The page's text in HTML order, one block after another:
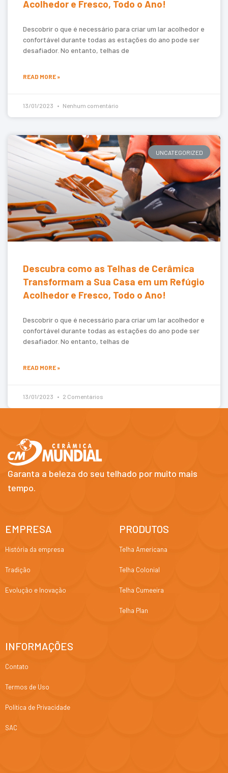
Acolhedor e Fresco, Todo o Ano!
Descobrir o que é necessário para criar um lar acolhedor e
confortável durante todas as estações do ano pode ser
desafiador. No entanto, telhas de
READ MORE »
13/01/2023 Nenhum comentário
UNCATEGORIZED
Descubra como as Telhas de Cerâmica
Transformam a Sua Casa em um Refúgio
Acolhedor e Fresco, Todo o Ano!
Descobrir o que é necessário para criar um lar acolhedor e
confortável durante todas as estações do ano pode ser
desafiador. No entanto, telhas de
READ MORE »
13/01/2023 2 Comentários
Garanta a beleza do seu telhado por muito mais
tempo.
EMPRESA
História da empresa
Tradição
Evolução e Inovação
PRODUTOS
Telha Americana
Telha Colonial
Telha Cumeeira
Telha Plan
INFORMAÇÕES
Contato
Termos de Uso
Política de Privacidade
SAC